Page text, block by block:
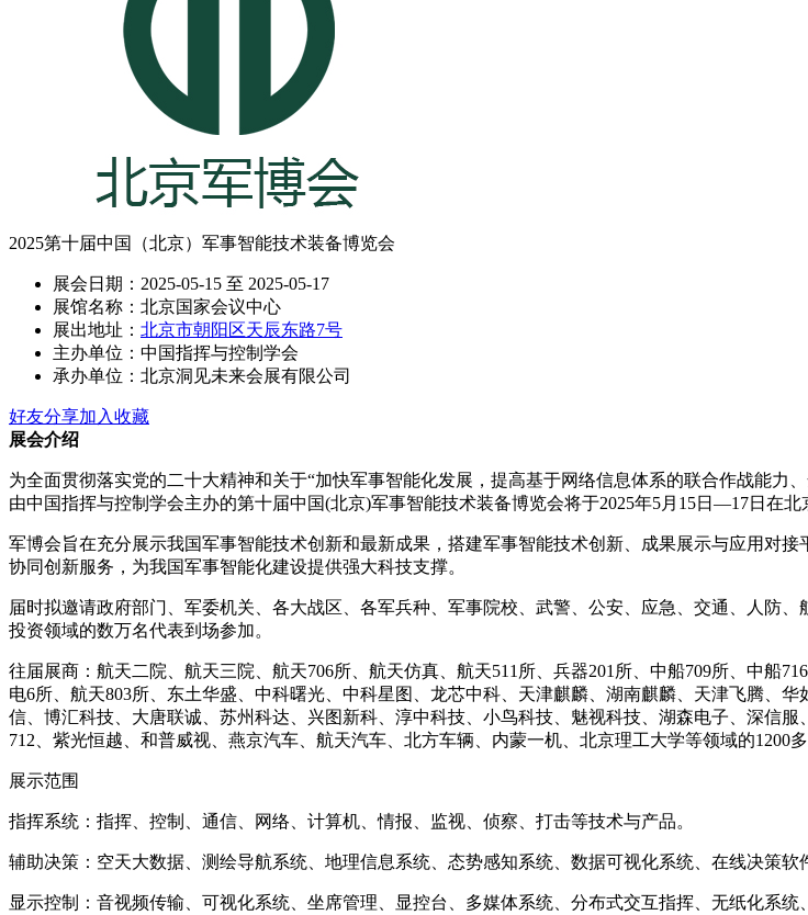
2025第十届中国（北京）军事智能技术装备博览会
展会日期：2025-05-15 至 2025-05-17
展馆名称：北京国家会议中心
展出地址： 北京市朝阳区天辰东路7号
主办单位：中国指挥与控制学会
承办单位：北京洞见未来会展有限公司
好友分享加入收藏
展会介绍
为全面贯彻落实党的二十大精神和关于“加快军事智能化发展，提高基于网络信息体系的联合作战能力
由中国指挥与控制学会主办的第十届中国(北京)军事智能技术装备博览会将于2025年5月15日—17日在北
军博会旨在充分展示我国军事智能技术创新和最新成果，搭建军事智能技术创新、成果展示与应用对
协同创新服务，为我国军事智能化建设提供强大科技支撑。
届时拟邀请政府部门、军委机关、各大战区、各军兵种、军事院校、武警、公安、应急、交通、人防
投资领域的数万名代表到场参加。
往届展商：航天二院、航天三院、航天706所、航天仿真、航天511所、兵器201所、中船709所、中船
电6所、航天803所、东土华盛、中科曙光、中科星图、龙芯中科、天津麒麟、湖南麒麟、天津飞腾、
信、博汇科技、大唐联诚、苏州科达、兴图新科、淳中科技、小鸟科技、魅视科技、湖森电子、深信
712、紫光恒越、和普威视、燕京汽车、航天汽车、北方车辆、内蒙一机、北京理工大学等领域的1200
展示范围
指挥系统：指挥、控制、通信、网络、计算机、情报、监视、侦察、打击等技术与产品。
辅助决策：空天大数据、测绘导航系统、地理信息系统、态势感知系统、数据可视化系统、在线决策软
显示控制：音视频传输、可视化系统、坐席管理、显控台、多媒体系统、分布式交互指挥、无纸化系统